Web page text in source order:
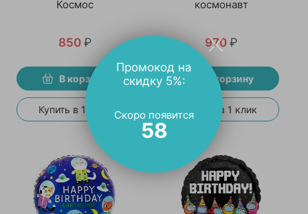
Космос
850 ₽
В корзину
Купить в 1 клик
космонавт
970 ₽
В корзину
Купить в 1 клик
Промокод на
скидку 5%:
Скоро появится
57